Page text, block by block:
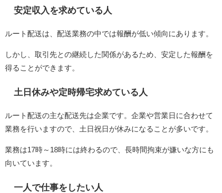
安定収入を求めている人
ルート配送は、配送業務の中では報酬が低い傾向にあります。
しかし、取引先との継続した関係があるため、安定した報酬を
得ることができます。
土日休みや定時帰宅求めている人
ルート配送の主な配送先は企業です。企業や営業日に合わせて
業務を行いますので、土日祝日が休みになることが多いです。
業務は17時～18時には終わるので、長時間拘束が嫌いな方にも
向いています。
一人で仕事をしたい人